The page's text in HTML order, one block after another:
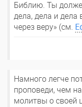
Библию. Ты
дела, дела и дела
через веру» (см.
Намного легче
проповеди, чем
молитвы о своей